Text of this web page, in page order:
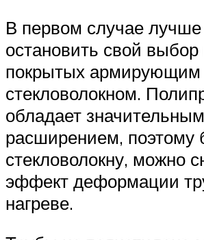
В первом случае лучше
остановить свой выбор
покрытых армирующим
стекловолокном.
обладает
расширением, поэтому
стекловолокну, можно
эффект деформации
нагреве.